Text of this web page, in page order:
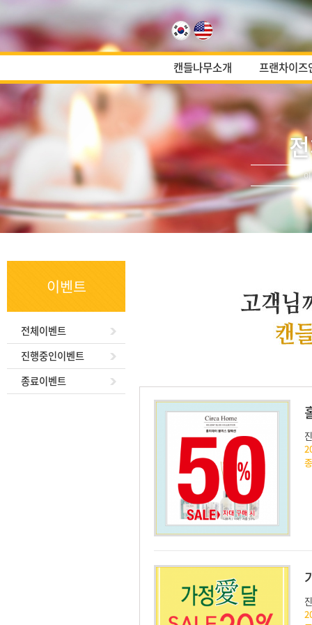
캔들나무소개 프랜차이즈
이벤트
전체이벤트
진행중인이벤트
종료이벤트